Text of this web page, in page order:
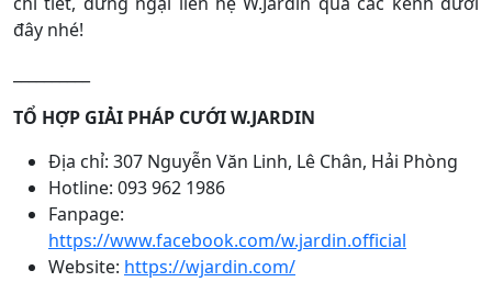
đây nhé!
TỔ HỢP GIẢI PHÁP CƯỚI W.JARDIN
Địa chỉ: 307 Nguyễn Văn Linh, Lê Chân, Hải Phòng
Hotline: 093 962 1986
Fanpage:
https://www.facebook.com/w.jardin.official
Website: https://wjardin.com/